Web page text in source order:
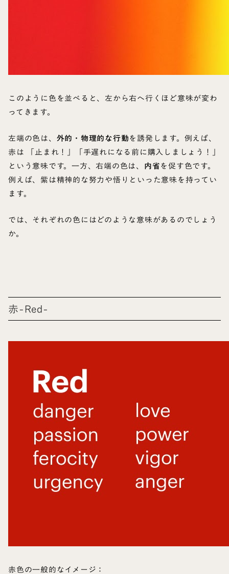
このように色を並べると、左から右へ行くほど意味が変わ
ってきます。
左端の色は、 外的・物理的な行動を誘発します。例えば、
赤は 「止まれ！」「手遅れになる前に購入しましょう！」
という意味です。一方、右端の色は、 内省を促す色です。
例えば、紫は精神的な努力や悟りといった意味を持ってい
ます。
では、それぞれの色にはどのような意味があるのでしょう
か。
赤-Red-
赤色の一般的なイメージ：